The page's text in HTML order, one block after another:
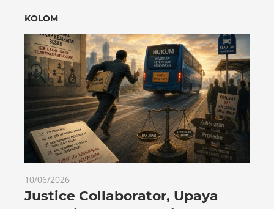
KOLOM
10/06/2026
Justice Collaborator, Upaya